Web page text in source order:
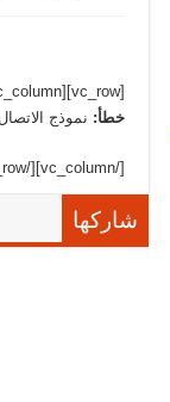
[vc_row][vc_column]
خطأ: نموذج
[/vc_column][/vc_row]
شاركها